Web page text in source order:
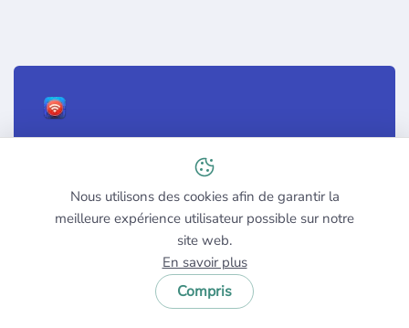
Tout savoir sur la sécurité WiFi
En savoir plus
Nous utilisons des cookies afin de garantir la
meilleure expérience utilisateur possible sur notre
site web.
En savoir plus
Compris